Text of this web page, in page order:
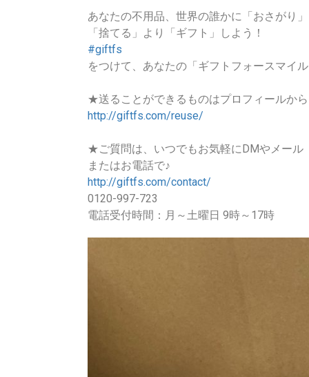
あなたの不用品、世界の誰かに「おさがり
「捨てる」より「ギフト」しよう！
#giftfs
をつけて、あなたの「ギフトフォースマイ
★送ることができるものはプロフィールか
http://giftfs.com/reuse/
★ご質問は、いつでもお気軽にDMやメール
またはお電話で♪
http://giftfs.com/contact/
0120-997-723
電話受付時間：月～土曜日 9時～17時